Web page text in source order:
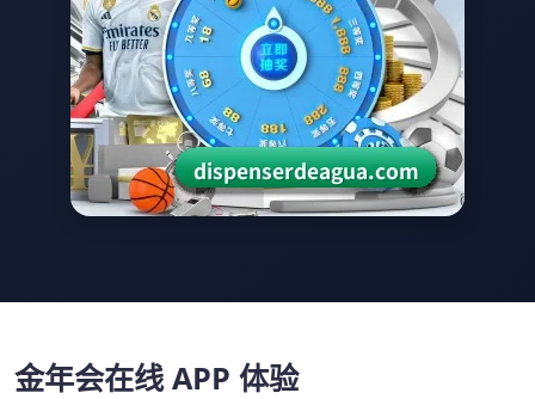
金年会在线 APP 体验